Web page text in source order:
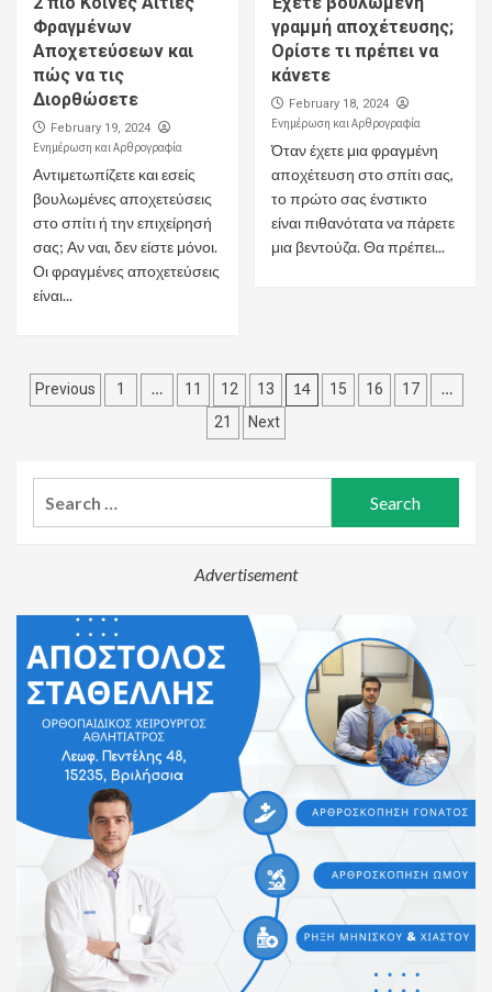
Φραγμένων
Αποχετεύσεων και
πώς να τις
Διορθώσετε
February 19, 2024
Ενημέρωση και Αρθρογραφία
Αντιμετωπίζετε και εσείς
βουλωμένες αποχετεύσεις
στο σπίτι ή την επιχείρησή
σας; Αν ναι, δεν είστε μόνοι.
Οι φραγμένες αποχετεύσεις
είναι...
γραμμή αποχέτευσης;
Ορίστε τι πρέπει να
κάνετε
February 18, 2024
Ενημέρωση και Αρθρογραφία
Όταν έχετε μια φραγμένη
αποχέτευση στο σπίτι σας,
το πρώτο σας ένστικτο
είναι πιθανότατα να πάρετε
μια βεντούζα. Θα πρέπει...
Posts
Previous 1 … 11 12 13 14 15 16 17 …
21 Next
Advertisement